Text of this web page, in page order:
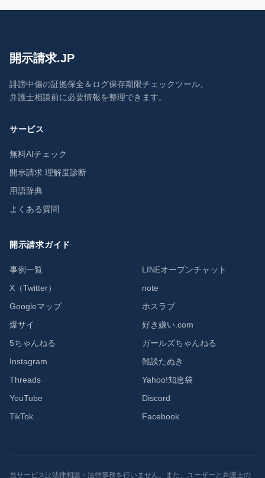
開示請求.JP
誹謗中傷の証拠保全＆ログ保存期限チェックツール。
弁護士相談前に必要情報を整理できます。
サービス
無料AIチェック
開示請求 理解度診断
用語辞典
よくある質問
開示請求ガイド
事例一覧
X（Twitter）
Googleマップ
爆サイ
5ちゃんねる
Instagram
Threads
YouTube
TikTok
LINEオープンチャット
note
ホスラブ
好き嫌い.com
ガールズちゃんねる
雑談たぬき
Yahoo!知恵袋
Discord
Facebook
当サービスは法律相談・法律事務を行いません。また、ユーザーと弁護士の